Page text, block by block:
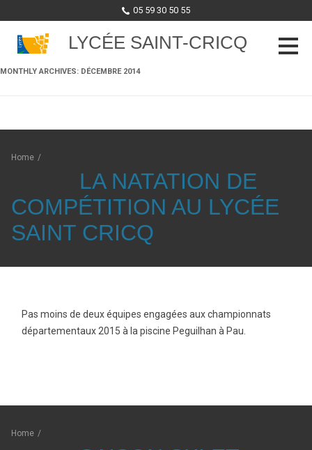
05 59 30 50 55
LYCÉE SAINT-CRICQ
MONTHLY ARCHIVES: DÉCEMBRE 2014
Home /
LA NATATION DE
COMPÉTITION AU LYCÉE
SAINT CRICQ
Pas moins de deux équipes engagées aux championnats
départementaux 2015 à la piscine Peguilhan à Pau.
Home /